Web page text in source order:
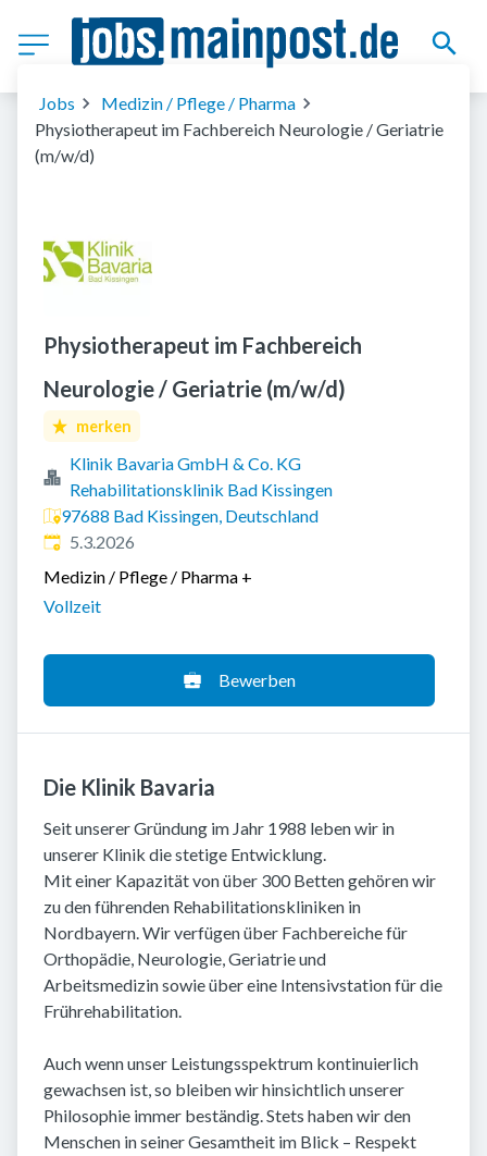
Jobs
Medizin / Pflege / Pharma
Physiotherapeut im Fachbereich Neurologie / Geriatrie
(m/w/d)
Physiotherapeut im Fachbereich
Neurologie / Geriatrie (m/w/d)
merken
Klinik Bavaria GmbH & Co. KG
Rehabilitationsklinik Bad Kissingen
97688 Bad Kissingen, Deutschland
Veröffentlicht
5.3.2026
Medizin / Pflege / Pharma +
Vollzeit
Bewerben
Die Klinik Bavaria
Seit unserer Gründung im Jahr 1988 leben wir in
unserer Klinik die stetige Entwicklung.
Mit einer Kapazität von über 300 Betten gehören wir
zu den führenden Rehabilitationskliniken in
Nordbayern. Wir verfügen über Fachbereiche für
Orthopädie, Neurologie, Geriatrie und
Arbeitsmedizin sowie über eine Intensivstation für die
Frührehabilitation.
Auch wenn unser Leistungsspektrum kontinuierlich
gewachsen ist, so bleiben wir hinsichtlich unserer
Philosophie immer beständig. Stets haben wir den
Menschen in seiner Gesamtheit im Blick – Respekt